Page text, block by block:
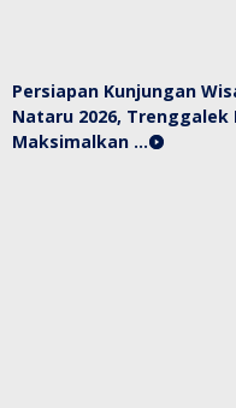
Persiapan Kunjungan
Nataru 2026, Trenggalek
Maksimalkan …